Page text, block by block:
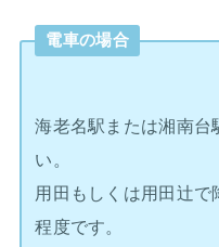
電車の場合
海老名駅または湘南台
い。
用田もしくは用田辻
程度です。